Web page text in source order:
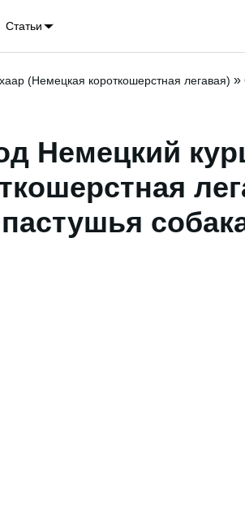
Статьи
(Немецкая короткошерстная легавая) »
Немецкий